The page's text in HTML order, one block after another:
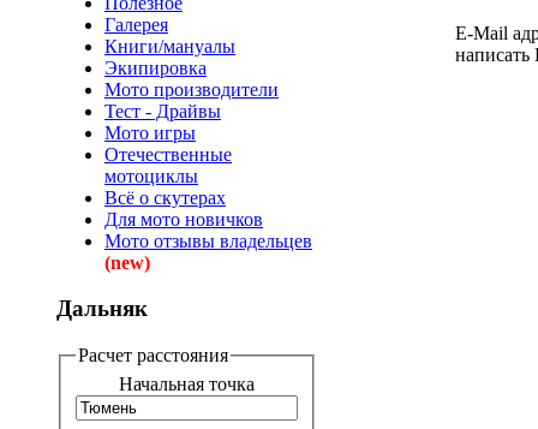
Галерея
Книги/мануалы
Экипировка
Мото производители
Тест - Драйвы
Мото игры
Отечественные
мотоциклы
Всё о скутерах
Для мото новичков
Мото отзывы владельцев
(new)
Дальняк
Расчет расстояния
Начальная точка
E-Mail